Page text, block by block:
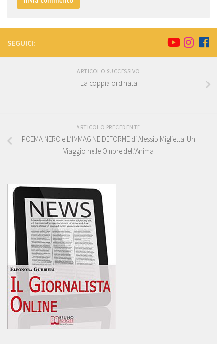
SEGUICI:
ARTICOLO SUCCESSIVO
La coppia ordinata
ARTICOLO PRECEDENTE
POEMA NERO e L’IMMAGINE DEFORME di Alessio Miglietta: Un
Viaggio nelle Ombre dell’Anima